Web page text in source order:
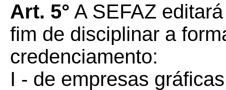
Art. 5° A SEFAZ
fim de disciplinar a
credenciamento:
I - de empresas